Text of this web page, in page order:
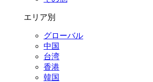
エリア別
グローバル
中国
台湾
香港
韓国